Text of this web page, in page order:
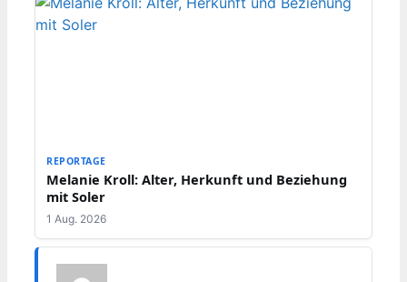
REPORTAGE
Melanie Kroll: Alter, Herkunft und Beziehung
mit Soler
1 Aug. 2026